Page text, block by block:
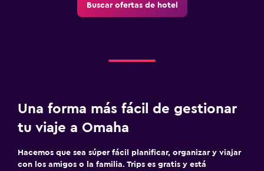
Buscar ofertas de hotel
Una forma más fácil de gestionar
tu viaje a Omaha
Hacemos que sea súper fácil planificar, organizar y viajar
con los amigos o la familia. Trips es gratis y está